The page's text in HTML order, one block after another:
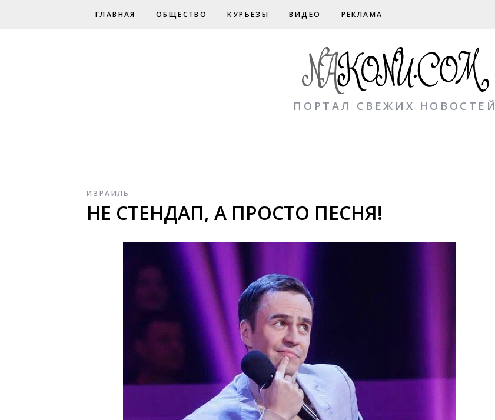
ГЛАВНАЯ ОБЩЕСТВО КУРЬЕЗЫ ВИДЕО РЕКЛАМА
ПОРТАЛ СВЕЖИХ НОВОСТЕЙ
ИЗРАИЛЬ
НЕ СТЕНДАП, А ПРОСТО ПЕСНЯ!